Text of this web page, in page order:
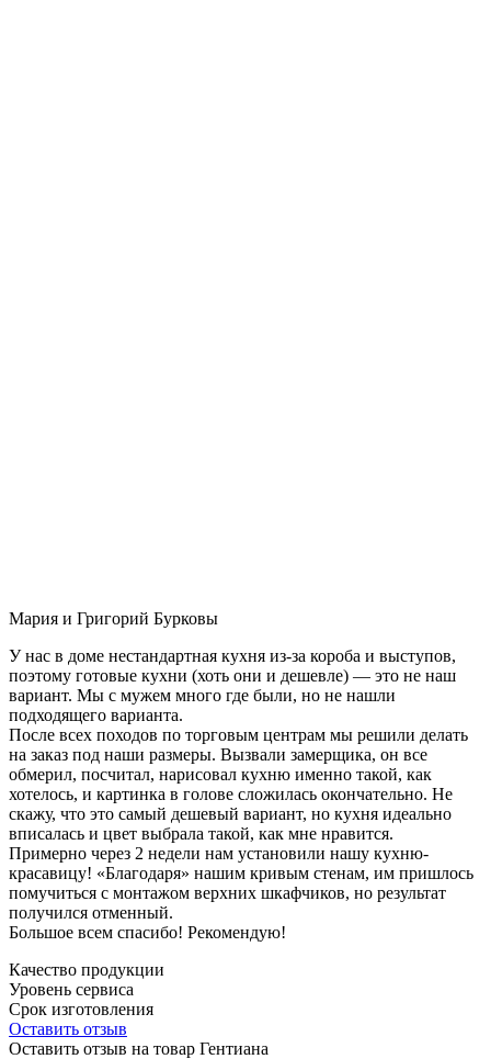
Мария и Григорий Бурковы
У нас в доме нестандартная кухня из-за короба и выступов,
поэтому готовые кухни (хоть они и дешевле) — это не наш
вариант. Мы с мужем много где были, но не нашли
подходящего варианта.
После всех походов по торговым центрам мы решили делать
на заказ под наши размеры. Вызвали замерщика, он все
обмерил, посчитал, нарисовал кухню именно такой, как
хотелось, и картинка в голове сложилась окончательно. Не
скажу, что это самый дешевый вариант, но кухня идеально
вписалась и цвет выбрала такой, как мне нравится.
Примерно через 2 недели нам установили нашу кухню-
красавицу! «Благодаря» нашим кривым стенам, им пришлось
помучиться с монтажом верхних шкафчиков, но результат
получился отменный.
Большое всем спасибо! Рекомендую!
Качество продукции
Уровень сервиса
Срок изготовления
Оставить отзыв
Оставить отзыв на товар Гентиана